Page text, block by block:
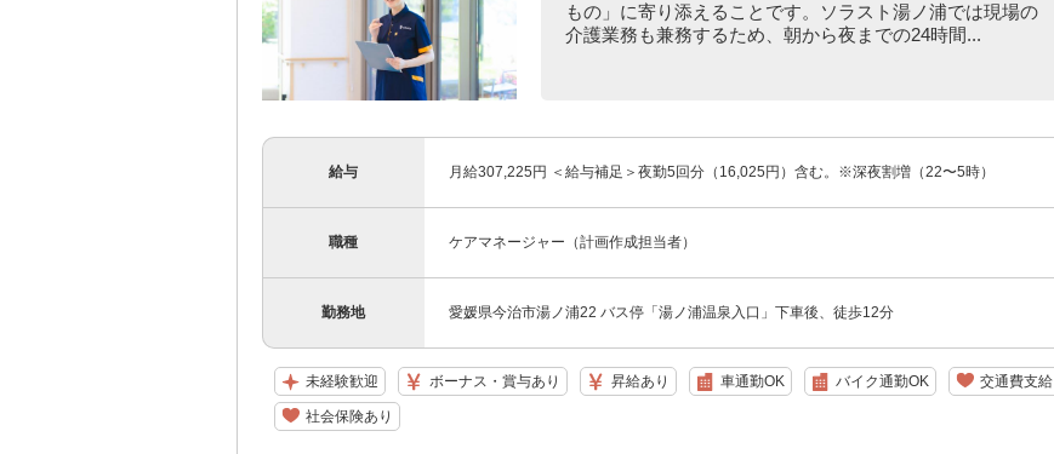
もの」に寄り添えることです。ソラスト湯ノ浦では現場の
介護業務も兼務するため、朝から夜までの24時間...
給与 月給307,225円 ＜給与補足＞夜勤5回分（16,025円）含む。※深夜割増（22〜5時）
職種 ケアマネージャー（計画作成担当者）
勤務地 愛媛県今治市湯ノ浦22 バス停「湯ノ浦温泉入口」下車後、徒歩12分
未経験歓迎 ボーナス・賞与あり 昇給あり 車通勤OK バイク通勤OK 交通費支給
社会保険あり